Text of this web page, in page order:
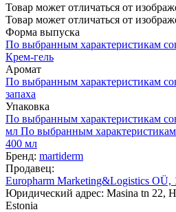
Товар может отличаться от
Товар может отличаться от
Форма выпуска
По выбранным характеристикам
Крем-гель
Аромат
По выбранным характеристикам
запаха
Упаковка
По выбранным характеристикам
мл По выбранным
400 мл
Бренд: martiderm
Продавец:
Europharm Marketing&Logistics OÜ,
Юридический адрес: Masina tn 22,
Estonia